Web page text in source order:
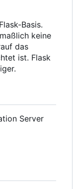
Basis.
keine
das
ist. Flask
Server